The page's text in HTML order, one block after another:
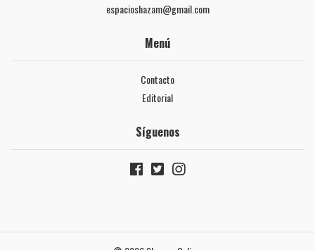
espacioshazam@gmail.com
Menú
Contacto
Editorial
Síguenos